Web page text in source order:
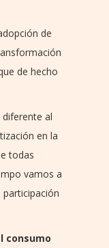
de
de hecho
al
en la
todas
vamos a
consumo